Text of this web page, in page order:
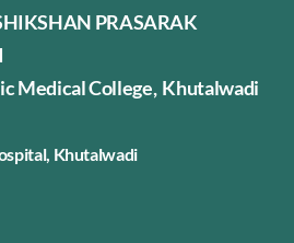
PRASARAK
Medical College, Khutalwadi
Khutalwadi